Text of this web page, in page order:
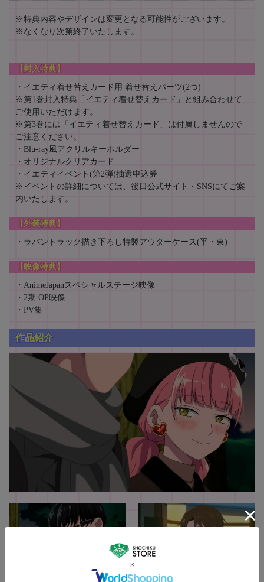
※特典内容やデザインは変更となる可能性がございます。
※なくなり次第終了いたします。
【封入特典】
・イエティ着せ替えカード用 着せ替えパーツ(2つ)
※第1巻封入特典「イエティ着せ替えカード」と組み合わせて
ご使用いただけます。
※第3巻には「イエティ着せ替えカード」は付属しませんので
ご注意ください。
・Blu-ray風アクリルキーホルダー
・オリジナルクリアカード
・イエティイベント(第2弾)抽選申込券
※イベントの詳細については、後日公式サイト・SNSにてご案
内いたします。
【外装特典】
・ラパントラック描き下ろし特製アウターケース(平・東)
【映像特典】
・AnimeJapanスペシャルステージ映像
・2期 OP映像
・PV集
作品紹介